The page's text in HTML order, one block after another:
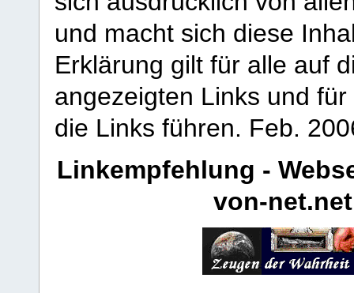
und macht sich diese
Erklärung gilt für alle auf
angezeigten Links und
die Links führen. Feb.
Linkempfehlung -
von-net.net